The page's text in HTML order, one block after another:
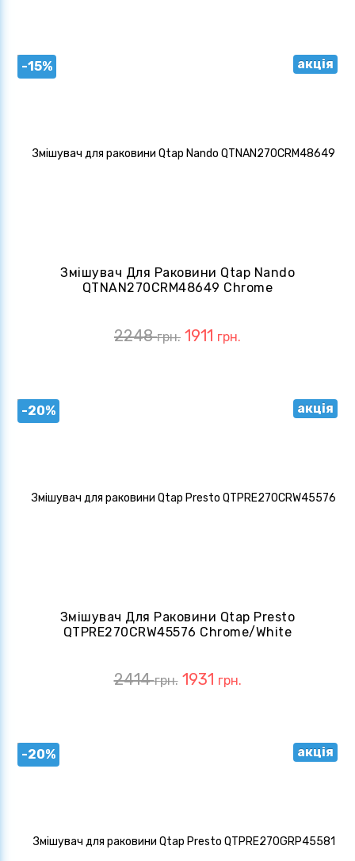
-15% акція
Змішувач Для Раковини Qtap Nando
QTNAN270CRM48649 Chrome
2248грн. 1911 грн.
-20% акція
Змішувач Для Раковини Qtap Presto
QTPRE270CRW45576 Chrome/White
2414грн. 1931 грн.
-20% акція